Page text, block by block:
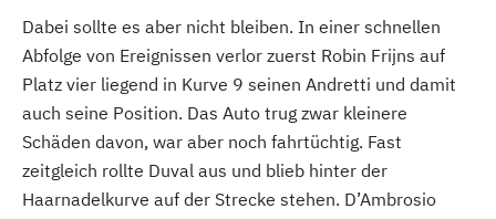
Dabei sollte es aber nicht bleiben. In einer schnellen
Abfolge von Ereignissen verlor zuerst Robin Frijns auf
Platz vier liegend in Kurve 9 seinen Andretti und damit
auch seine Position. Das Auto trug zwar kleinere
Schäden davon, war aber noch fahrtüchtig. Fast
zeitgleich rollte Duval aus und blieb hinter der
Haarnadelkurve auf der Strecke stehen. D’Ambrosio